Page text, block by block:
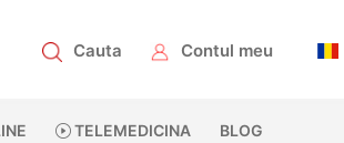
Cauta Contul meu
TELEMEDICINA BLOG